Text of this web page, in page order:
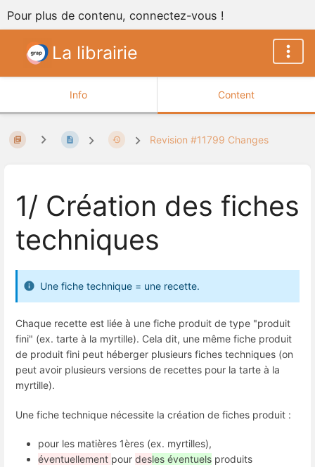
Pour plus de contenu, connectez-vous !
La librairie
Info Content
Revision #11799 Changes
1/ Création des fiches
techniques
Une fiche technique = une recette.
Chaque recette est liée à une fiche produit de type "produit
fini" (ex. tarte à la myrtille). Cela dit, une même fiche produit
de produit fini peut héberger plusieurs fiches techniques (on
peut avoir plusieurs versions de recettes pour la tarte à la
myrtille).
Une fiche technique nécessite la création de fiches produit :
pour les matières 1ères (ex. myrtilles),
éventuellement pour desles éventuels produits